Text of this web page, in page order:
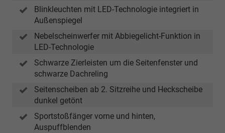
Blinkleuchten mit LED-Technologie integriert in
Außenspiegel
Nebelscheinwerfer mit Abbiegelicht-Funktion in
LED-Technologie
Schwarze Zierleisten um die Seitenfenster und
schwarze Dachreling
Seitenscheiben ab 2. Sitzreihe und Heckscheibe
dunkel getönt
Sportstoßfänger vorne und hinten,
Auspuffblenden